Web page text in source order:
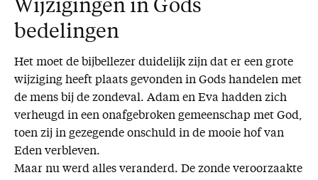
Wijzigingen in Gods
bedelingen
Het moet de bijbellezer duidelijk zijn dat er een grote
wijziging heeft plaats gevonden in Gods handelen met
de mens bij de zondeval. Adam en Eva hadden zich
verheugd in een onafgebroken gemeenschap met God,
toen zij in gezegende onschuld in de mooie hof van
Eden verbleven.
Maar nu werd alles veranderd. De zonde veroorzaakte